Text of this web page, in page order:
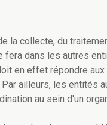
la collecte, du
dans les autres
en effet répondre
ailleurs, les entités
au sein d'un